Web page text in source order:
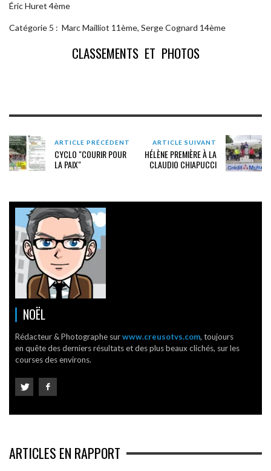
Éric Huret 4ème
Catégorie 5 : Marc Mailliot 11ème, Serge Cognard 14ème
CLASSEMENTS ET PHOTOS
ARTICLE PRÉCÉDENT
CYCLO "COURIR POUR
LA PAIX"
ARTICLE SUIVANT
HÉLÈNE PREMIÈRE À LA
CLAUDIO CHIAPUCCI
NOËL
Rédacteur & Photographe surwww.creusotvs.com, toujours
en quête des derniers résultats et des plus beaux clichés, sur les
courses des environs.
ARTICLES EN RAPPORT